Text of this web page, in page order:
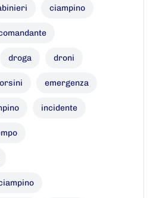
ciampino
droga droni
emergenza
incidente